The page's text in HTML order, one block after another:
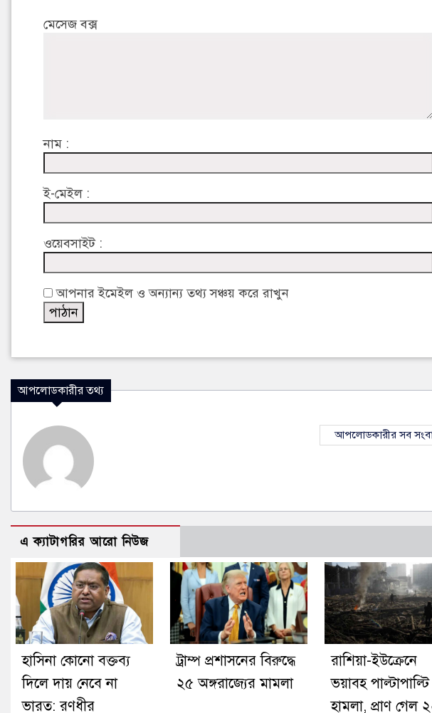
মেসেজ বক্স
নাম :
ই-মেইল :
ওয়েবসাইট :
আপনার ইমেইল ও অন্যান্য তথ্য সঞ্চয় করে রাখুন
আপলোডকারীর তথ্য
আপলোডকারীর সব
এ ক্যাটাগরির আরো নিউজ
হাসিনা কোনো বক্তব্য
দিলে দায় নেবে না
ভারত: রণধীর
ট্রাম্প প্রশাসনের বিরুদ্ধে
২৫ অঙ্গরাজ্যের মামলা
রাশিয়া-ইউক্রেনে
ভয়াবহ পাল্টাপাল্টি
হামলা, প্রাণ গেল